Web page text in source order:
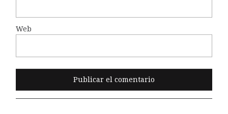
Web